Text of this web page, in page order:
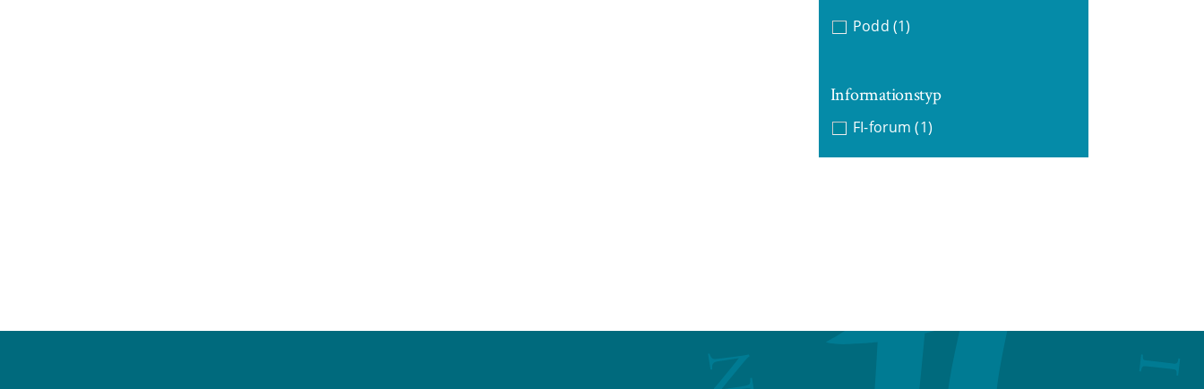
Podd (1)
Informationstyp
FI-forum (1)